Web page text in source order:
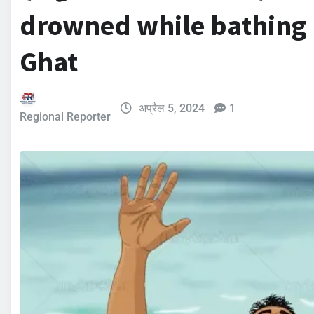
drowned while
Ghat
Regional Reporter
अप्रैल 5, 2024 1